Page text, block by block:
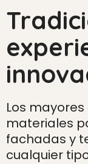
Los
materiales
fachadas y
cualquier